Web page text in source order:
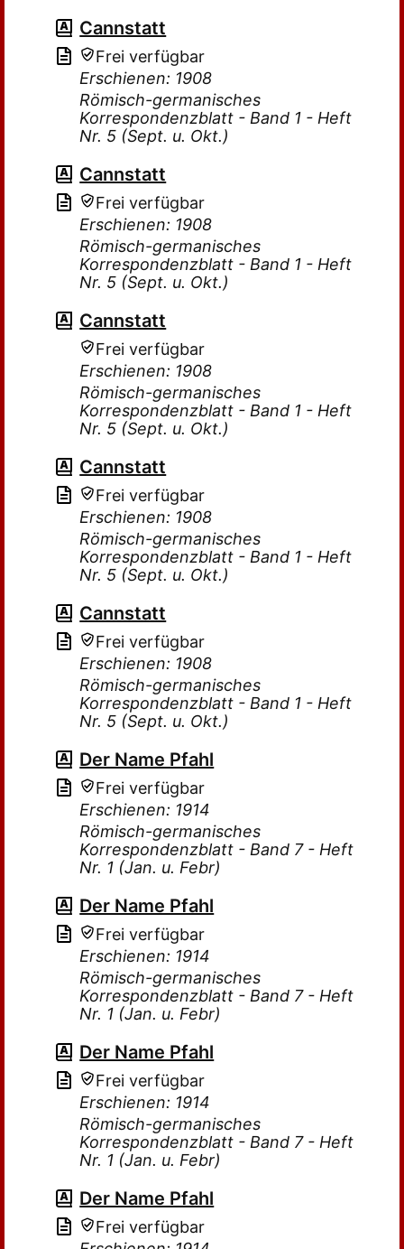
Cannstatt
Frei verfügbar
Erschienen: 1908
Römisch-germanisches
Korrespondenzblatt - Band 1 - Heft
Nr. 5 (Sept. u. Okt.)
Cannstatt
Frei verfügbar
Erschienen: 1908
Römisch-germanisches
Korrespondenzblatt - Band 1 - Heft
Nr. 5 (Sept. u. Okt.)
Cannstatt
Frei verfügbar
Erschienen: 1908
Römisch-germanisches
Korrespondenzblatt - Band 1 - Heft
Nr. 5 (Sept. u. Okt.)
Cannstatt
Frei verfügbar
Erschienen: 1908
Römisch-germanisches
Korrespondenzblatt - Band 1 - Heft
Nr. 5 (Sept. u. Okt.)
Cannstatt
Frei verfügbar
Erschienen: 1908
Römisch-germanisches
Korrespondenzblatt - Band 1 - Heft
Nr. 5 (Sept. u. Okt.)
Der Name Pfahl
Frei verfügbar
Erschienen: 1914
Römisch-germanisches
Korrespondenzblatt - Band 7 - Heft
Nr. 1 (Jan. u. Febr)
Der Name Pfahl
Frei verfügbar
Erschienen: 1914
Römisch-germanisches
Korrespondenzblatt - Band 7 - Heft
Nr. 1 (Jan. u. Febr)
Der Name Pfahl
Frei verfügbar
Erschienen: 1914
Römisch-germanisches
Korrespondenzblatt - Band 7 - Heft
Nr. 1 (Jan. u. Febr)
Der Name Pfahl
Frei verfügbar